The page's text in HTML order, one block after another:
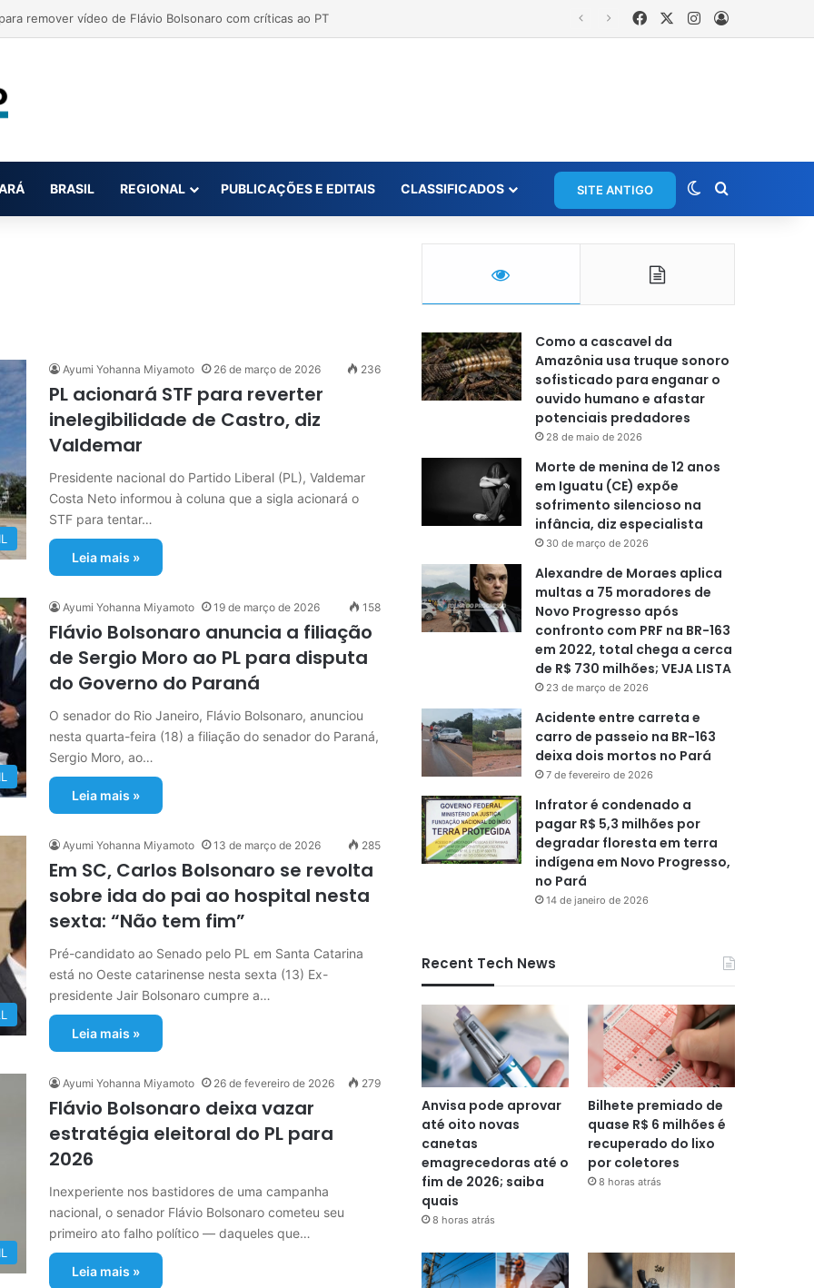
até oito novas canetas emagrecedoras até o fim de 2026; saiba quais FacebookInstagram
BRASIL REGIONAL PUBLICAÇÕES E EDITAIS CLASSIFICADOS SITE ANTIGO Switch skin
Ayumi Yohanna Miyamoto 26 de março de 2026 236
PL acionará STF para reverter
inelegibilidade de Castro, diz
Valdemar
Presidente nacional do Partido Liberal (PL), Valdemar
Costa Neto informou à coluna que a sigla acionará o
STF para tentar…
Leia mais »
Ayumi Yohanna Miyamoto 19 de março de 2026 158
Flávio Bolsonaro anuncia a filiação
de Sergio Moro ao PL para disputa
do Governo do Paraná
O senador do Rio Janeiro, Flávio Bolsonaro, anunciou
nesta quarta-feira (18) a filiação do senador do Paraná,
Sergio Moro, ao…
Leia mais »
Ayumi Yohanna Miyamoto 13 de março de 2026 285
Em SC, Carlos Bolsonaro se revolta
sobre ida do pai ao hospital nesta
sexta: “Não tem fim”
Pré-candidato ao Senado pelo PL em Santa Catarina
está no Oeste catarinense nesta sexta (13) Ex-
presidente Jair Bolsonaro cumpre a…
Leia mais »
Ayumi Yohanna Miyamoto 26 de fevereiro de 2026 279
Flávio Bolsonaro deixa vazar
estratégia eleitoral do PL para
2026
Inexperiente nos bastidores de uma campanha
nacional, o senador Flávio Bolsonaro cometeu seu
primeiro ato falho político — daqueles que…
Leia mais »
Como a cascavel da
Amazônia usa truque sonoro
sofisticado para enganar o
ouvido humano e afastar
potenciais predadores
28 de maio de 2026
Morte de menina de 12 anos
em Iguatu (CE) expõe
sofrimento silencioso na
infância, diz especialista
30 de março de 2026
Alexandre de Moraes aplica
multas a 75 moradores de
Novo Progresso após
confronto com PRF na BR-163
em 2022, total chega a cerca
de R$ 730 milhões; VEJA LISTA
23 de março de 2026
Acidente entre carreta e
carro de passeio na BR-163
deixa dois mortos no Pará
7 de fevereiro de 2026
Infrator é condenado a
pagar R$ 5,3 milhões por
degradar floresta em terra
indígena em Novo Progresso,
no Pará
14 de janeiro de 2026
Recent Tech News
Anvisa pode aprovar
até oito novas
canetas
emagrecedoras até o
fim de 2026; saiba
quais
8 horas atrás
Bilhete premiado de
quase R$ 6 milhões é
recuperado do lixo
por coletores
8 horas atrás